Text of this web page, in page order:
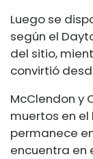
Luego se
según el
del sitio,
convirtió
McClendon y
muertos en
permanece
encuentra en